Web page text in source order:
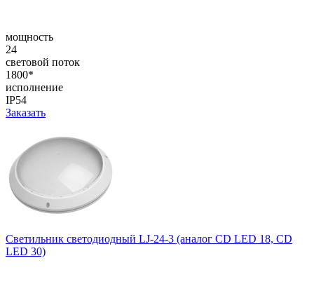
мощность
24
световой поток
1800*
исполнение
IP54
Заказать
Cветильник cветодиодный LJ-24-3 (аналог CD LED 18, CD
LED 30)